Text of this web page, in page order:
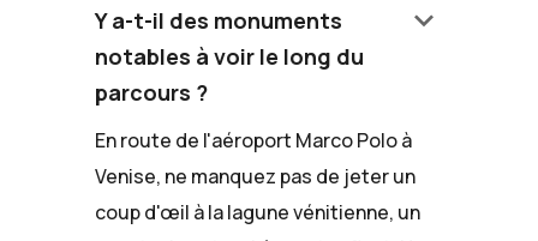
Y a-t-il des monuments
notables à voir le long du
parcours ?
keyboard_arrow_down
En route de l'aéroport Marco Polo à
Venise, ne manquez pas de jeter un
coup d'œil à la lagune vénitienne, un